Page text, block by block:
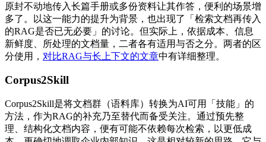
原封不动地传入长篇手册或多份资料让其作答，便利的场景增
多了。以这一能力的提升为背景，也出现了「检索文档再传入
的RAG是否已无必要」的讨论。但实际上，依据成本、信息
新鲜度、所处理的文档量，二者各有适用与否之分。两者的区
分使用， 对比RAG与长上下文的文章中有详细整理。
Corpus2Skill
Corpus2Skill是将文档群（语料库）转换为AI可用「技能」的
方法，作为RAG的补充乃至替代而备受关注。通过预先整
理、结构化文档内容，便有可能不依赖每次检索，以更低成